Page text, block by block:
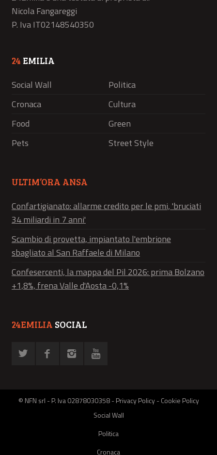
Nicola Fangareggi
P. Iva IT02148540350
24 EMILIA
Social Wall
Politica
Cronaca
Cultura
Food
Green
Pets
Street Style
ULTIM’ORA ANSA
Confartigianato: allarme credito per le pmi, 'bruciati
34 miliardi in 7 anni'
Scambio di provetta, impiantato l'embrione
sbagliato al San Raffaele di Milano
Confesercenti, la mappa del Pil 2026: prima Bolzano
+1,8%, frena Valle d'Aosta -0,1%
24EMILIA SOCIAL
© NFN srl - P. Iva 02878030358 -Privacy Policy-Cookie Policy
Social Wall
Politica
Cronaca